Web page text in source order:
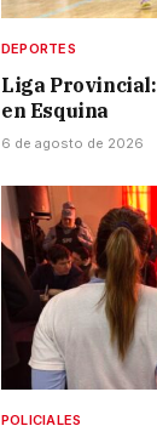
DEPORTES
Liga
en Esquina
6 de agosto de 2026
POLICIALES